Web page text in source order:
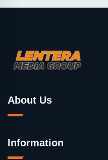
About Us
Information